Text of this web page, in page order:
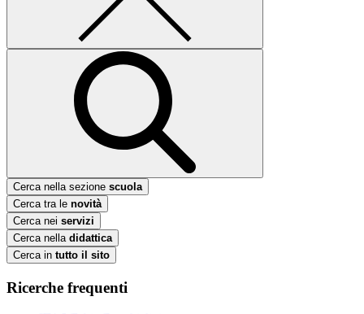
Cerca nella sezione scuola
Cerca tra le novità
Cerca nei servizi
Cerca nella didattica
Cerca in tutto il sito
Ricerche frequenti